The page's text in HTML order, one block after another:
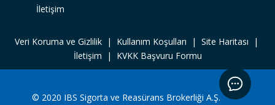
İletişim
Veri Koruma ve Gizlilik| Kullanım Koşulları | Site Haritası |
İletişim | KVKK Başvuru Formu
© 2020 IBS Sigorta ve Reasürans Brokerliği A.Ş.